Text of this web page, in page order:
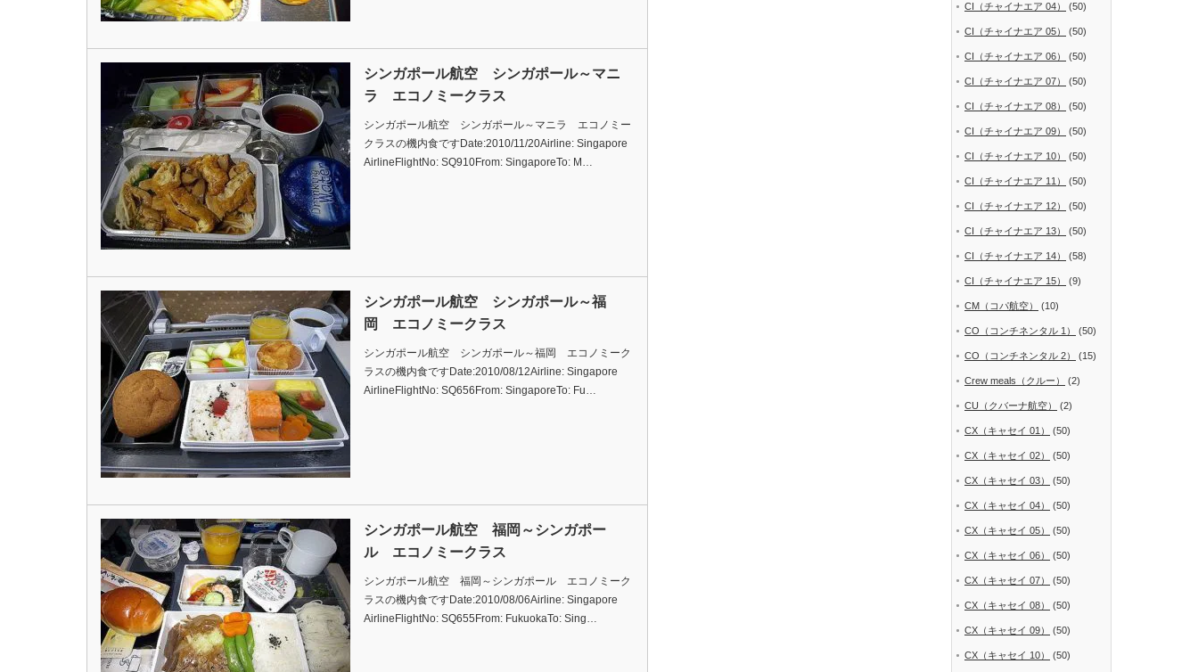
シンガポール航空 シンガポール～マニ
ラ エコノミークラス
シンガポール航空 シンガポール～マニラ エコノミー
クラスの機内食ですDate:2010/11/20Airline: Singapore
AirlineFlightNo: SQ910From: SingaporeTo: M…
シンガポール航空 シンガポール～福
岡 エコノミークラス
シンガポール航空 シンガポール～福岡 エコノミーク
ラスの機内食ですDate:2010/08/12Airline: Singapore
AirlineFlightNo: SQ656From: SingaporeTo: Fu…
シンガポール航空 福岡～シンガポー
ル エコノミークラス
シンガポール航空 福岡～シンガポール エコノミーク
ラスの機内食ですDate:2010/08/06Airline: Singapore
AirlineFlightNo: SQ655From: FukuokaTo: Sing…
CI（チャイナエア 04） (50)
CI（チャイナエア 05） (50)
CI（チャイナエア 06） (50)
CI（チャイナエア 07） (50)
CI（チャイナエア 08） (50)
CI（チャイナエア 09） (50)
CI（チャイナエア 10） (50)
CI（チャイナエア 11） (50)
CI（チャイナエア 12） (50)
CI（チャイナエア 13） (50)
CI（チャイナエア 14） (58)
CI（チャイナエア 15） (9)
CM（コパ航空） (10)
CO（コンチネンタル 1） (50)
CO（コンチネンタル 2） (15)
Crew meals（クルー） (2)
CU（クバーナ航空） (2)
CX（キャセイ 01） (50)
CX（キャセイ 02） (50)
CX（キャセイ 03） (50)
CX（キャセイ 04） (50)
CX（キャセイ 05） (50)
CX（キャセイ 06） (50)
CX（キャセイ 07） (50)
CX（キャセイ 08） (50)
CX（キャセイ 09） (50)
CX（キャセイ 10） (50)